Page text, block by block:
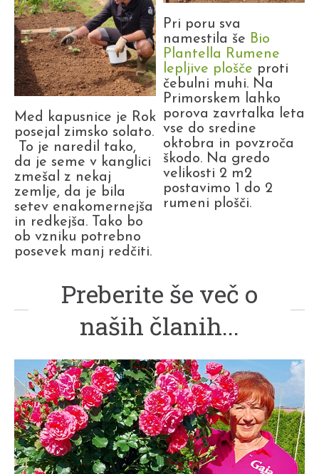
Med kapusnice je Rok
posejal zimsko solato.
To je naredil tako,
da je seme v kanglici
zmešal z nekaj
zemlje, da je bila
setev enakomernejša
in redkejša. Tako bo
ob vzniku potrebno
posevek manj redčiti.
Pri poru sva
namestila še Bio
Plantella Rumene
lepljive plošče proti
čebulni muhi. Na
Primorskem lahko
porova zavrtalka leta
vse do sredine
oktobra in povzroča
škodo. Na gredo
velikosti 2 m2
postavimo 1 do 2
rumeni plošči.
Preberite še več o
naših članih...